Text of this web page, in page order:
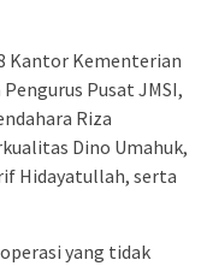
Kantor Kementerian
Pusat JMSI,
Riza
Dino Umahuk,
Hidayatullah, serta
yang tidak